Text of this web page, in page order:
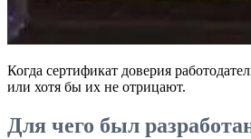
Когда сертификат доверия
или хотя бы их не отрицают.
Для чего был